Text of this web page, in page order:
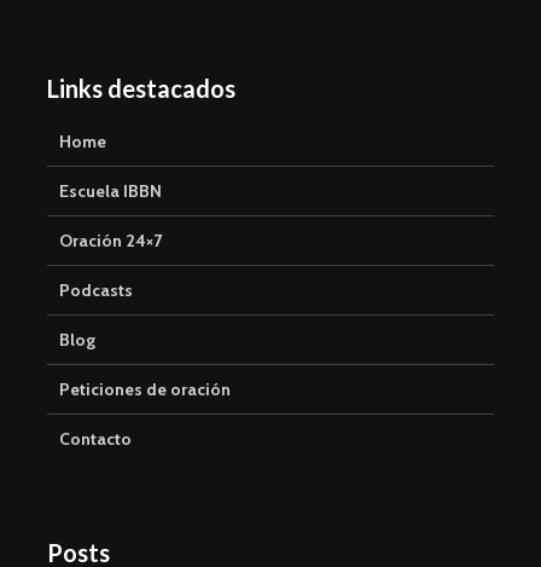
Links destacados
Home
Escuela IBBN
Oración 24×7
Podcasts
Blog
Peticiones de oración
Contacto
Posts